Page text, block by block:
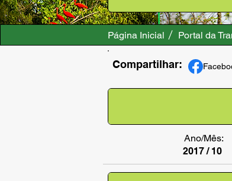
Página Inicial Portal da
Compartilhar:
Ano/Mês:
2017 / 10